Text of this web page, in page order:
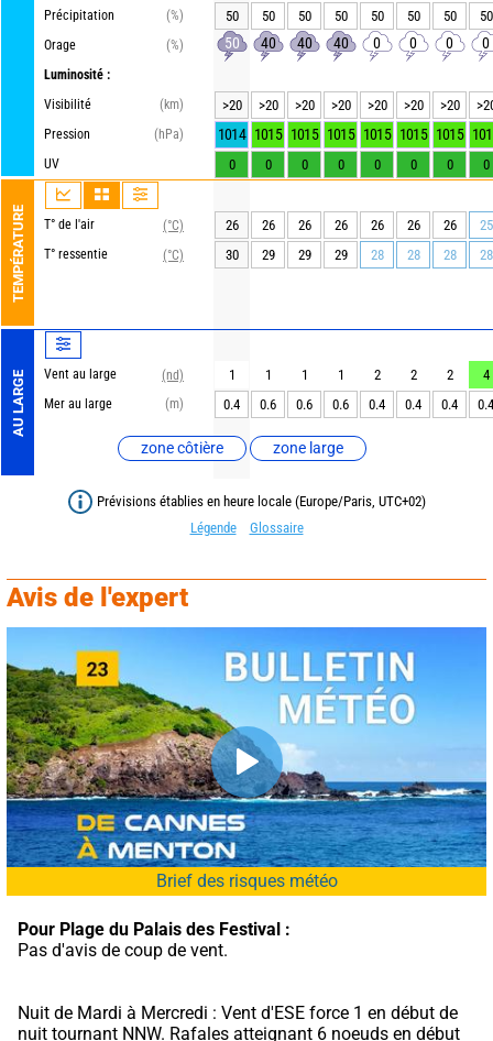
Précipitation
(%)
Orage
(%)
Luminosité :
Visibilité
(km)
Pression
(hPa)
UV
TEMPÉRATURE T° de l'air
(°C)
T° ressentie
(°C)
AU LARGE Vent au large
(nd)
Mer au large
(m)
zone côtière zone large
50 50 50 50 50 50 50 50
50 40 40 40 0 0 0 0
>20 >20 >20 >20 >20 >20 >20
1014 1015 1015 1015 1015 1015 1015
0 0 0 0 0 0 0 0
26 26 26 26 26 26 26
25
30
29 29 29 28 28 28 28
1 1 1 1 2 2 2
4
0.4
0.6 0.6 0.6 0.4 0.4 0.4 0.4
Prévisions établies en heure locale (Europe/Paris, UTC+02)
Légende
Glossaire
Avis de l'expert
Brief des risques météo
Pour Plage du Palais des Festival :
Pas d'avis de coup de vent.
Nuit de Mardi à Mercredi : Vent d'ESE force 1 en début de
nuit tournant NNW. Rafales atteignant 6 noeuds en début